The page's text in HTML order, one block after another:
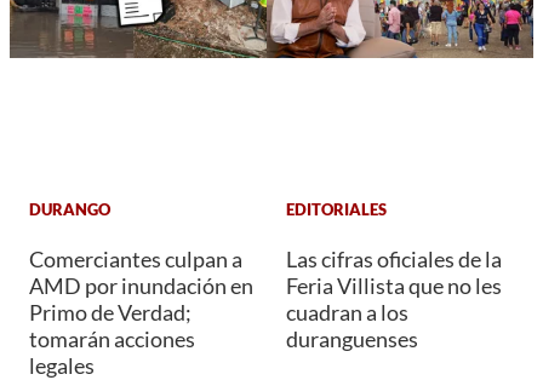
DURANGO
Comerciantes culpan a
AMD por inundación en
Primo de Verdad;
tomarán acciones
legales
EDITORIALES
Las cifras oficiales de la
Feria Villista que no les
cuadran a los
duranguenses